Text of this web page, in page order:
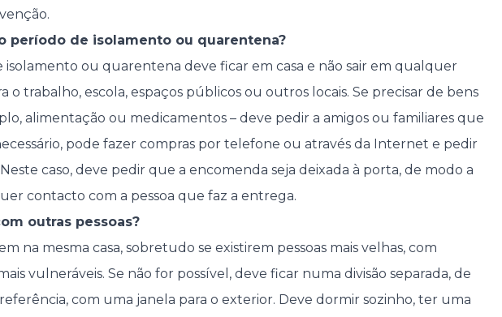
período de isolamento ou quarentena?
ou quarentena deve ficar em casa e não sair em qualquer
o trabalho, escola, espaços públicos ou outros locais. Se precisar de bens
alimentação ou medicamentos – deve pedir a amigos ou familiares que
pode fazer compras por telefone ou através da Internet e pedir
caso, deve pedir que a encomenda seja deixada à porta, de modo a
contacto com a pessoa que faz a entrega.
outras pessoas?
na mesma casa, sobretudo se existirem pessoas mais velhas, com
vulneráveis. Se não for possível, deve ficar numa divisão separada, de
com uma janela para o exterior. Deve dormir sozinho, ter uma